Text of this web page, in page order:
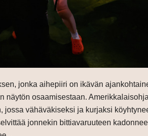
jonka aihepiiri on ikävän
näytön osaamisestaan.
jossa vähäväkiseksi ja kurjaksi
jonnekin bittiavaruuteen